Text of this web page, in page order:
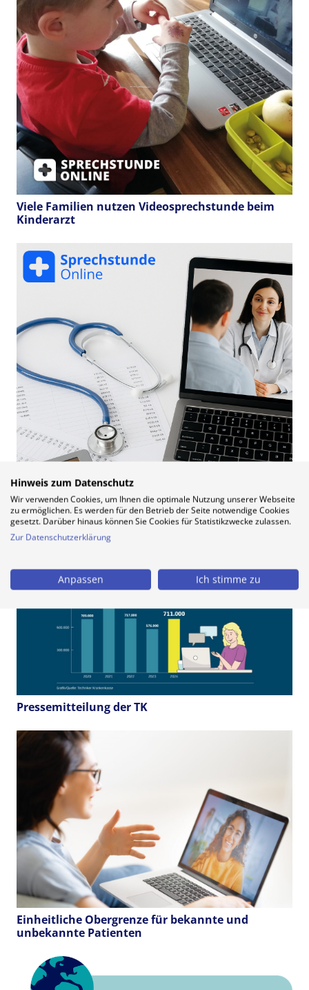
Viele Familien nutzen Videosprechstunde beim
Kinderarzt
KBV: Neue Themenseite zum Einsatz der
Videosprechstunde
Pressemitteilung der TK
Einheitliche Obergrenze für bekannte und
unbekannte Patienten
Hinweis zum Datenschutz
Wir verwenden Cookies, um Ihnen die optimale Nutzung unserer Webseite
zu ermöglichen. Es werden für den Betrieb der Seite notwendige Cookies
gesetzt. Darüber hinaus können Sie Cookies für Statistikzwecke zulassen.
Zur Datenschutzerklärung
Anpassen Ich stimme zu